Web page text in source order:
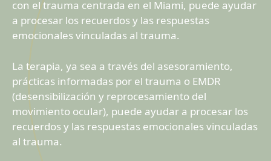
con el trauma centrada en el Miami, puede ayudar
a procesar los recuerdos y las respuestas
emocionales vinculadas al trauma.
La terapia, ya sea a través del asesoramiento,
prácticas informadas por el trauma o EMDR
(desensibilización y reprocesamiento del
movimiento ocular), puede ayudar a procesar los
recuerdos y las respuestas emocionales vinculadas
al trauma.